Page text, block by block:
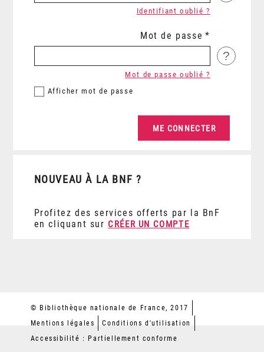
Identifiant oublié ?
Mot de passe
?
Afficher mot de passe
Mot de passe oublié ?
NOUVEAU À LA BNF ?
Profitez des services offerts par la BnF
en cliquant sur CRÉER UN COMPTE
© Bibliothèque nationale de France, 2017
Mentions légales
Conditions d'utilisation
Accessibilité : Partiellement conforme